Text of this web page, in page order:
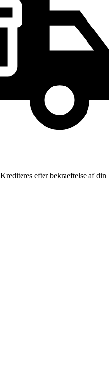
Krediteres efter bekraeftelse af din